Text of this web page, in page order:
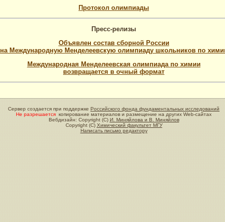
Протокол олимпиады
Пресс-релизы
Объявлен состав сборной России
на Международную Менделеевскую олимпиаду школьников по
Международная Менделеевская олимпиада по химии
возвращается в очный формат
Сервер создается при поддержке Российского фонда фундаментальных исследований
Не разрешается копирование материалов и размещение на других Web-сайтах
Вебдизайн: Copyright (C) И. Миняйлова и В. Миняйлов
Copyright (C) Химический факультет МГУ
Написать письмо редактору